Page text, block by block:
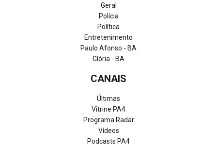
Geral
Polícia
Política
Entretenimento
Paulo Afonso - BA
Glória - BA
CANAIS
Últimas
Vitrine PA4
Programa Radar
Vídeos
Podcasts PA4